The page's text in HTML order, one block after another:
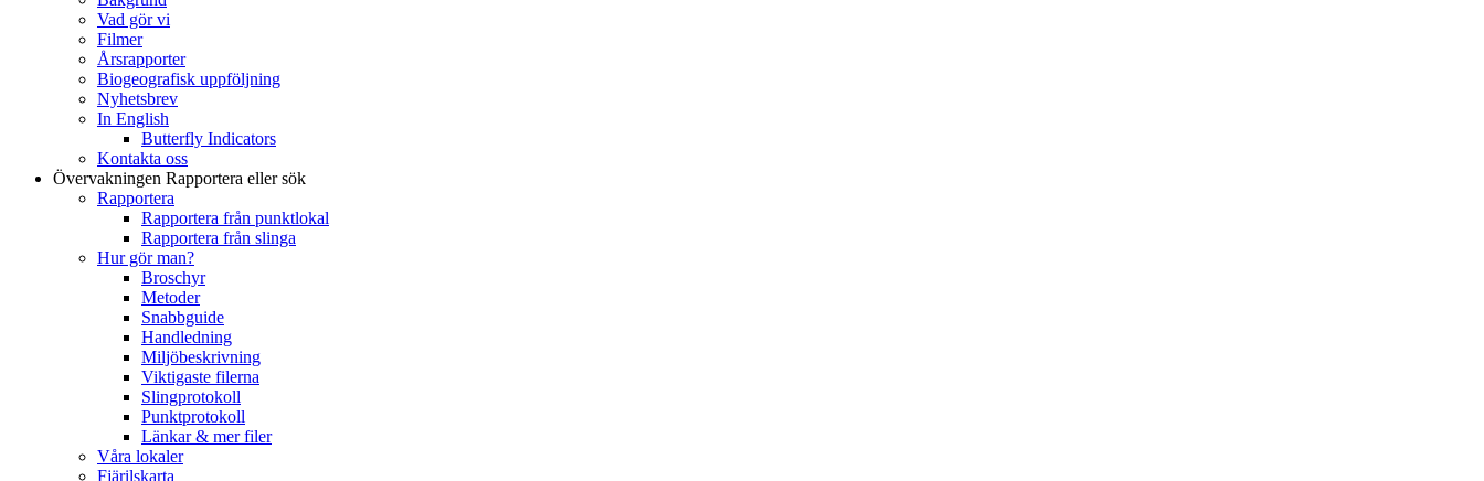
Vad gör vi
Filmer
Årsrapporter
Biogeografisk uppföljning
Nyhetsbrev
In English
Butterfly Indicators
Kontakta oss
Övervakningen Rapportera eller sök
Rapportera
Rapportera från punktlokal
Rapportera från slinga
Hur gör man?
Broschyr
Metoder
Snabbguide
Handledning
Miljöbeskrivning
Viktigaste filerna
Slingprotokoll
Punktprotokoll
Länkar & mer filer
Våra lokaler
Fjärilskarta